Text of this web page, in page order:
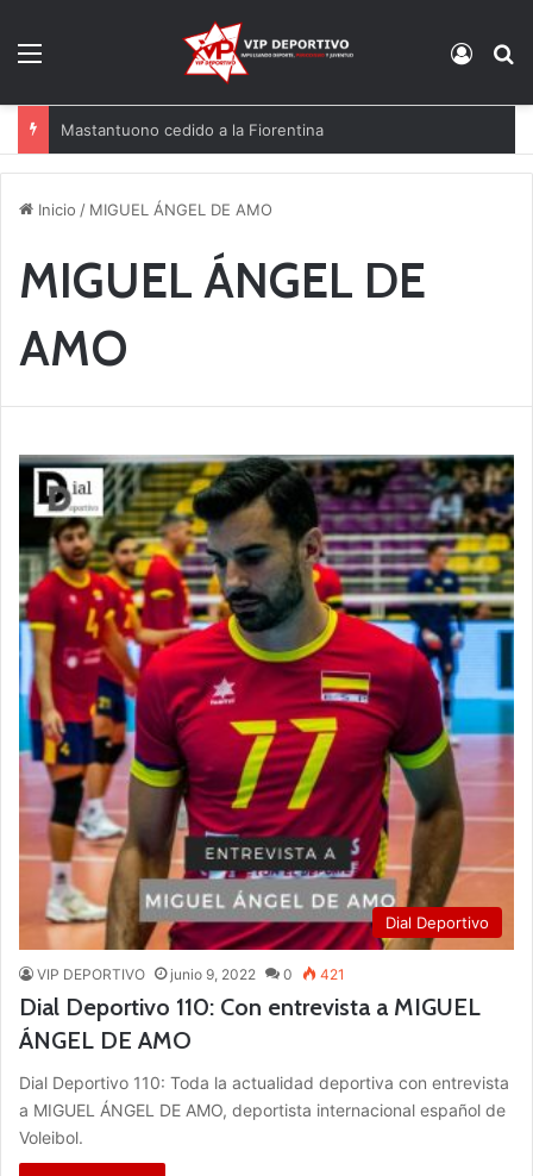
Mastantuono cedido a la Fiorentina
Inicio / MIGUEL ÁNGEL DE AMO
MIGUEL ÁNGEL DE
AMO
Dial Deportivo
VIP DEPORTIVO junio 9, 2022 0 421
Dial Deportivo 110: Con entrevista a MIGUEL
ÁNGEL DE AMO
Dial Deportivo 110: Toda la actualidad deportiva con entrevista
a MIGUEL ÁNGEL DE AMO, deportista internacional español de
Voleibol.